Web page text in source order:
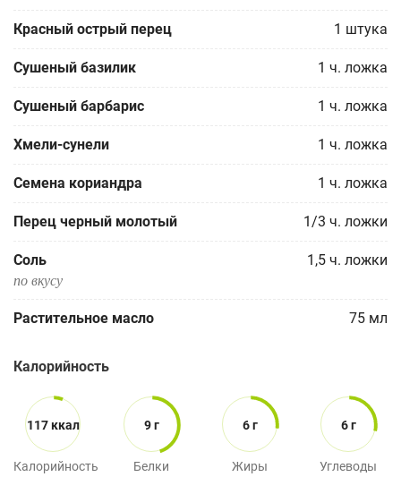
Красный острый перец 1 штука
Сушеный базилик 1 ч. ложка
Сушеный барбарис 1 ч. ложка
Хмели-сунели 1 ч. ложка
Семена кориандра 1 ч. ложка
Перец черный молотый 1/3 ч. ложки
Соль 1,5 ч. ложки
по вкусу
Растительное масло 75 мл
Калорийность
117 ккал
Калорийность
9 г
Белки
6 г
Жиры
6 г
Углеводы